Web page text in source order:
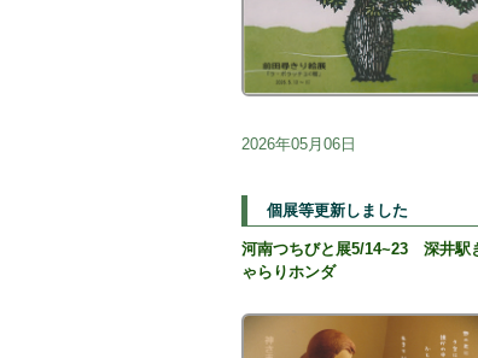
2026年05月06日
個展等更新しました
河南つちびと展5/14~23 深井駅
ゃらりホンダ